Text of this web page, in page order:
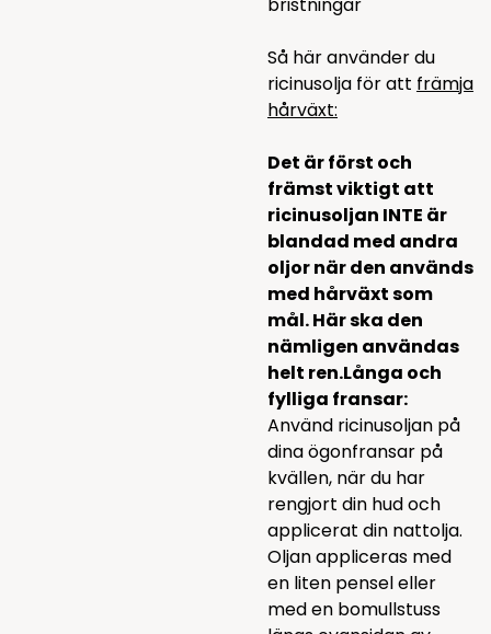
Så här använder du
ricinusolja för att främja
hårväxt:
Det är först och
främst viktigt att
ricinusoljan INTE är
blandad med andra
oljor när den används
med hårväxt som
mål. Här ska den
nämligen användas
helt ren.Långa och
fylliga fransar:
Använd ricinusoljan på
dina ögonfransar på
kvällen, när du har
rengjort din hud och
applicerat din nattolja.
Oljan appliceras med
en liten pensel eller
med en bomullstuss